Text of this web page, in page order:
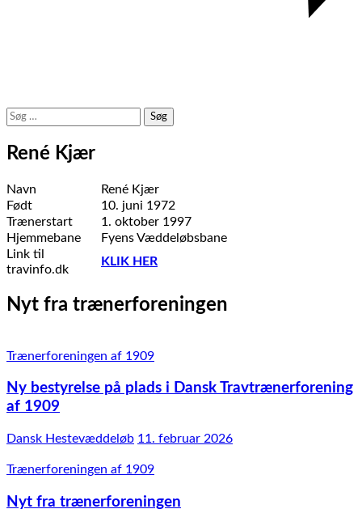
Søg
efter:
René Kjær
Navn
René Kjær
Født
10. juni 1972
Trænerstart
1. oktober 1997
Hjemmebane
Fyens Væddeløbsbane
Link til
travinfo.dk
KLIK HER
Nyt fra trænerforeningen
Trænerforeningen af 1909
Ny bestyrelse på plads i Dansk Travtrænerforening
af 1909
Dansk Hestevæddeløb 11. februar 2026
Trænerforeningen af 1909
Nyt fra trænerforeningen